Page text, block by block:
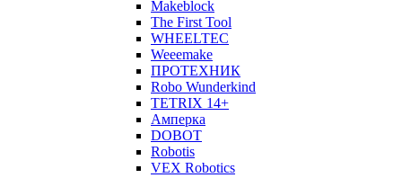
Makeblock
The First Tool
WHEELTEC
Weeemake
ПРОТЕХНИК
Robo Wunderkind
TETRIX 14+
Амперка
DOBOT
Robotis
VEX Robotics